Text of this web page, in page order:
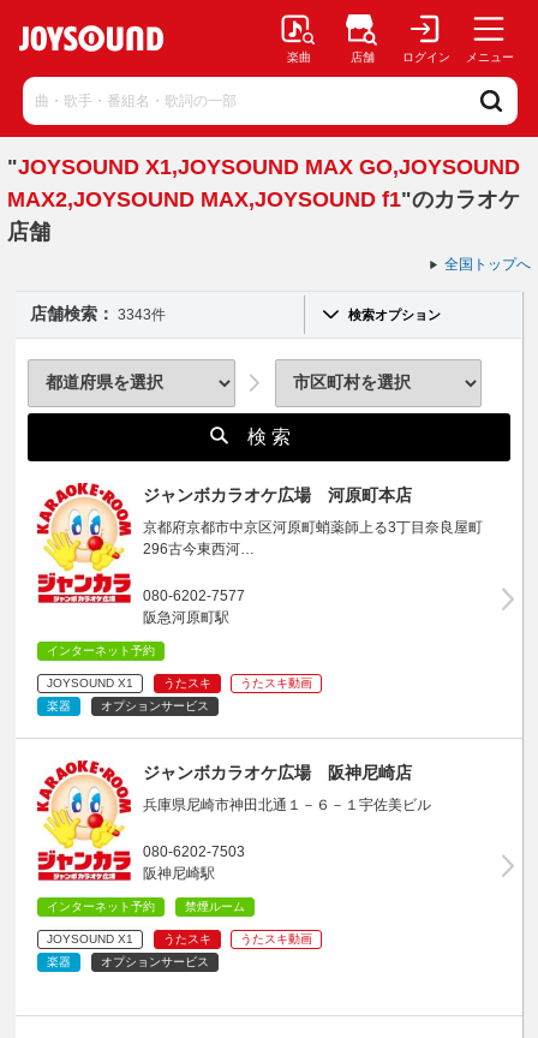
楽曲 店舗 ログイン メニュー
"JOYSOUND X1,JOYSOUND MAX GO,JOYSOUND
MAX2,JOYSOUND MAX,JOYSOUND f1"のカラオケ
店舗
全国トップへ
店舗検索： 3343件 検索オプション
検 索
ジャンボカラオケ広場 河原町本店
京都府京都市中京区河原町蛸薬師上る3丁目奈良屋町
296古今東西河…
080-6202-7577
阪急河原町駅
インターネット予約
JOYSOUND X1 うたスキ
うたスキ動画
楽器
オプションサービス
ジャンボカラオケ広場 阪神尼崎店
兵庫県尼崎市神田北通１－６－１宇佐美ビル
080-6202-7503
阪神尼崎駅
インターネット予約 禁煙ルーム
JOYSOUND X1 うたスキ
うたスキ動画
楽器
オプションサービス